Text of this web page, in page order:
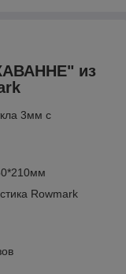
из
3мм с
Rowmark